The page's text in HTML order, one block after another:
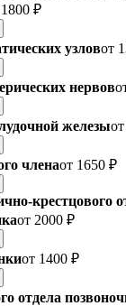
1800 ₽
узловот
нервов
железыот
членаот 1650 ₽
крестцового
от 2000 ₽
от 1400 ₽
отдела